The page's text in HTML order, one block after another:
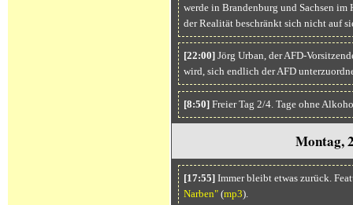
werde in Brandenburg und Sachsen
der Realität beschränkt sich nicht auf
[22:00]Jörg Urban, der AFD-
wird, sich endlich der AFD
[8:50]Freier Tag 2/4. Tage ohne
Montag,
[17:55]Immer bleibt etwas zurück.
Narben"(mp3).